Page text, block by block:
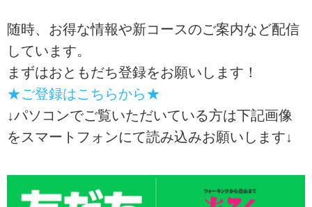
山小屋泊まりの本格的トレッキン
グまで多数のプランをご用意して
随時、お得な情報や新コースのご案内など配信
しています。
まずはおともだち登録をお願いします！
★ご登録はこちらから★
↓パソコンでご覧いただいている方は下記画像
をスマートフォンにて読み込みお願いします↓